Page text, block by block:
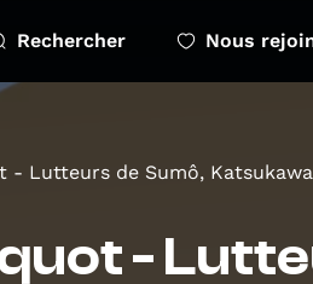
Rechercher Nous
- Lutteurs de Sumô, Katsukawa
-